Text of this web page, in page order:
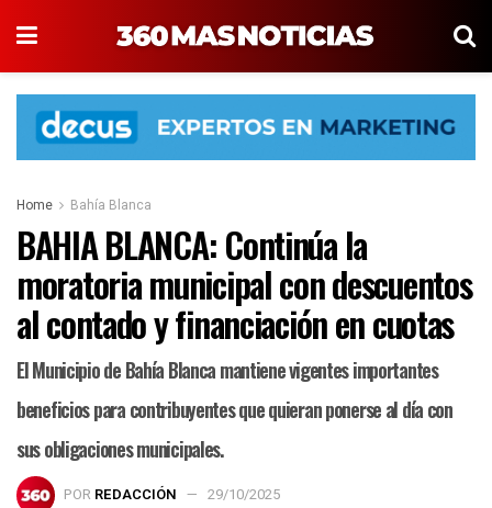
Home Bahía Blanca
BAHIA BLANCA: Continúa la
moratoria municipal con descuentos
al contado y financiación en cuotas
El Municipio de Bahía Blanca mantiene vigentes importantes
beneficios para contribuyentes que quieran ponerse al día con
sus obligaciones municipales.
POR REDACCIÓN 29/10/2025